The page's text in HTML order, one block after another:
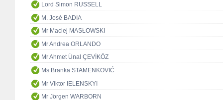
Lord Simon RUSSELL
M. José BADIA
Mr Maciej MASŁOWSKI
Mr Andrea ORLANDO
Mr Ahmet Ünal ÇEVİKÖZ
Ms Branka STAMENKOVIĆ
Mr Viktor IELENSKYI
Mr Jörgen WARBORN